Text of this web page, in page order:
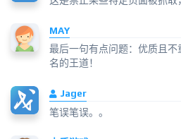
MAY
最后一句有点问题：优质且
名的王道！
Jager
笔误笔误。。